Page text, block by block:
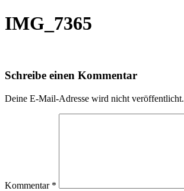
IMG_7365
Schreibe einen Kommentar
Deine E-Mail-Adresse wird nicht veröffentlicht.
Kommentar *